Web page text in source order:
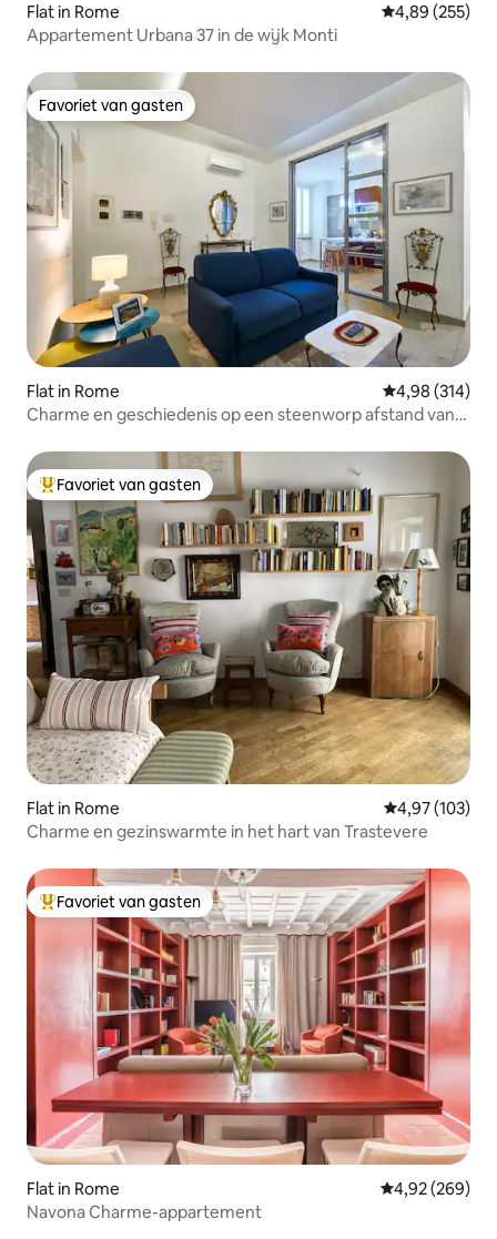
Flat in Rome Gemiddelde
4,89 (255)
Appartement Urbana 37 in de wijk Monti
Favoriet van gasten
Favoriet van gasten
Flat in Rome Gemiddelde
4,98 (314)
Charme en geschiedenis op een steenworp afstand van
Topfavoriet van gasten
Favoriet van gasten
Flat in Rome Gemiddelde
4,97 (103)
Charme en gezinswarmte in het hart van Trastevere
Topfavoriet van gasten
Favoriet van gasten
Flat in Rome Gemiddelde
4,92 (269)
Navona Charme-appartement